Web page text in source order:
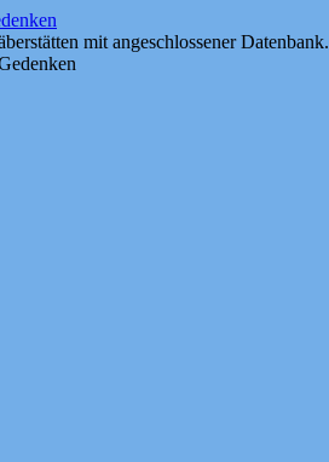
mit angeschlossener Datenbank.